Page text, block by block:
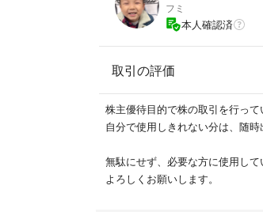
フミ
本人確認済
取引の評価
株主優待目的で株の取引を行って
自分で使用しきれない分は、随時
無駄にせず、必要な方に使用して
よろしくお願いします。